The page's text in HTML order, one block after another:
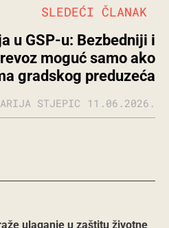
u GSP-u: Bezbedniji i
moguć samo ako
gradskog preduzeća
SLEDEĆI ČLANAK
STJEPIC 11.06.2026.
ulaganje u zaštitu životne